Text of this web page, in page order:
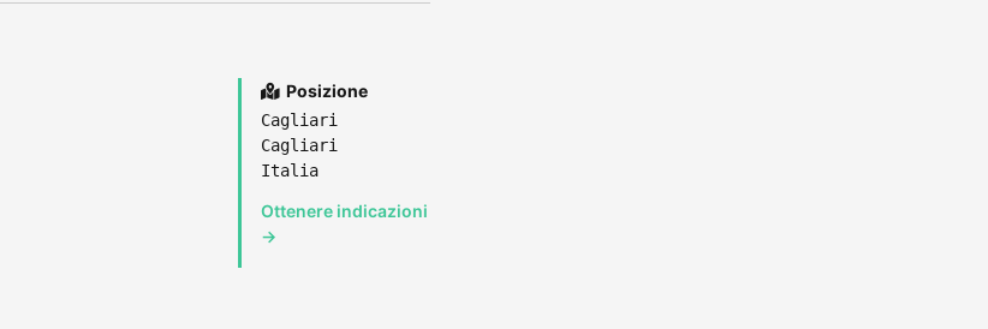
Posizione
Cagliari
Cagliari
Italia
Ottenere indicazioni
→